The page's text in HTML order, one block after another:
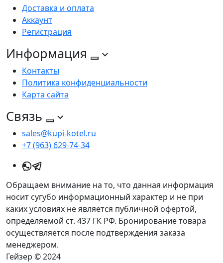
Доставка и оплата
Аккаунт
Регистрация
Информация
Контакты
Политика конфиденциальности
Карта сайта
Связь
sales@kupi-kotel.ru
+7 (963) 629-74-34
Обращаем внимание на то, что данная информация
носит сугубо информационный характер и не при
каких условиях не является публичной офертой,
определяемой ст. 437 ГК РФ. Бронирование товара
осуществляется после подтверждения заказа
менеджером.
Гейзер © 2024